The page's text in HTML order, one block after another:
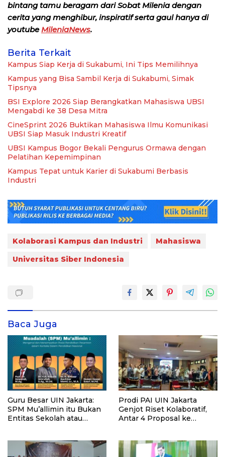
bintang tamu beragam dari Sobat Milenia dengan
cerita yang menghibur, inspiratif serta gaul hanya di
youtubeMileniaNews.
Berita Terkait
Kampus Siap Kerja di Sukabumi, Ini Tips Memilihnya
Kampus yang Bisa Sambil Kerja di Sukabumi, Simak
Tipsnya
BSI Explore 2026 Siap Berangkatkan Mahasiswa UBSI
Mengabdi ke 38 Desa Mitra
CineSprint 2026 Buktikan Mahasiswa Ilmu Komunikasi
UBSI Siap Masuk Industri Kreatif
UBSI Kampus Bogor Bekali Pengurus Ormawa dengan
Pelatihan Kepemimpinan
Kampus Tepat untuk Karier di Sukabumi Berbasis
Industri
Kolaborasi Kampus dan Industri
Mahasiswa
Universitas Siber Indonesia
Baca Juga
Guru Besar UIN Jakarta:
SPM Mu’allimin itu Bukan
Entitas Sekolah atau
Prodi PAI UIN Jakarta
Genjot Riset Kolaboratif,
Antar 4 Proposal ke